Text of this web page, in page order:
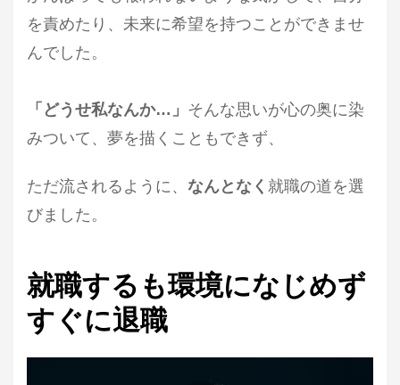
を責めたり、未来に希望を持つことができませ
んでした。
「どうせ私なんか…」 そんな思いが心の奥に染
みついて、夢を描くこともできず、
ただ流されるように、 なんとなく 就職の道を選
びました。
就職するも環境になじめず
すぐに退職